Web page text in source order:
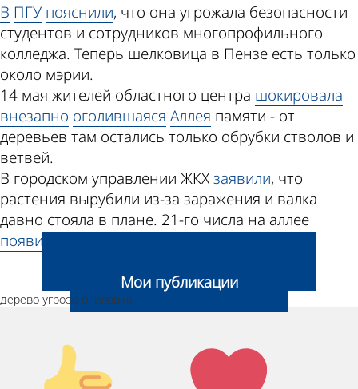
В ПГУ пояснили, что она угрожала безопасности
студентов и сотрудников многопрофильного
колледжа. Теперь шелковица в Пензе есть только
около мэрии.
14 мая жителей областного центра шокировала
внезапно оголившаяся Аллея памяти - от
деревьев там остались только обрубки стволов и
ветвей.
В городском управлении ЖКХзаявили, что
растения вырубили из-за заражения и валка
давно стояла в плане. 21-го числа на аллее
появились
Мои публикации
дерево угроза опиловка
Палец
вверх!
Лайк!